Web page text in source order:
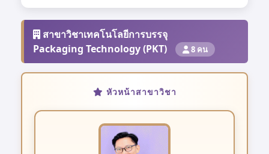
สาขาวิชาเทคโนโลยีการบรรจุ
Packaging Technology (PKT)
8 คน
หัวหน้าสาขาวิชา